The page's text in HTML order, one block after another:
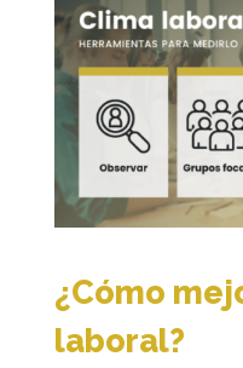
¿Cómo
laboral?